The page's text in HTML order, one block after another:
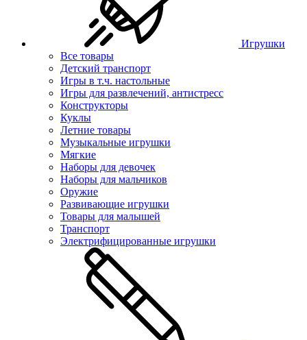
Игрушки
Все товары
Детский транспорт
Игры в т.ч. настольные
Игры для развлечений, антистресс
Конструкторы
Куклы
Летние товары
Музыкальные игрушки
Мягкие
Наборы для девочек
Наборы для мальчиков
Оружие
Развивающие игрушки
Товары для малышей
Транспорт
Электрифицированные игрушки